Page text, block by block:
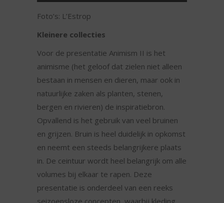
Bruin bij Acne Studios
Foto’s: L’Estrop
Kleinere collecties
Voor de presentatie Animism II is het
animisme (het geloof dat zielen niet alleen
bestaan in mensen en dieren, maar ook in
natuurlijke zaken als planten, stenen,
bergen en rivieren) de inspiratiebron.
Opvallend is het gebruik van veel bruinen
en grijzen. Bruin is heel duidelijk in opkomst
en neemt een steeds belangrijkere plaats
in. De ceintuur wordt heel belangrijk om alle
volumes bij elkaar te rapen. Deze
presentatie is onderdeel van een reeks